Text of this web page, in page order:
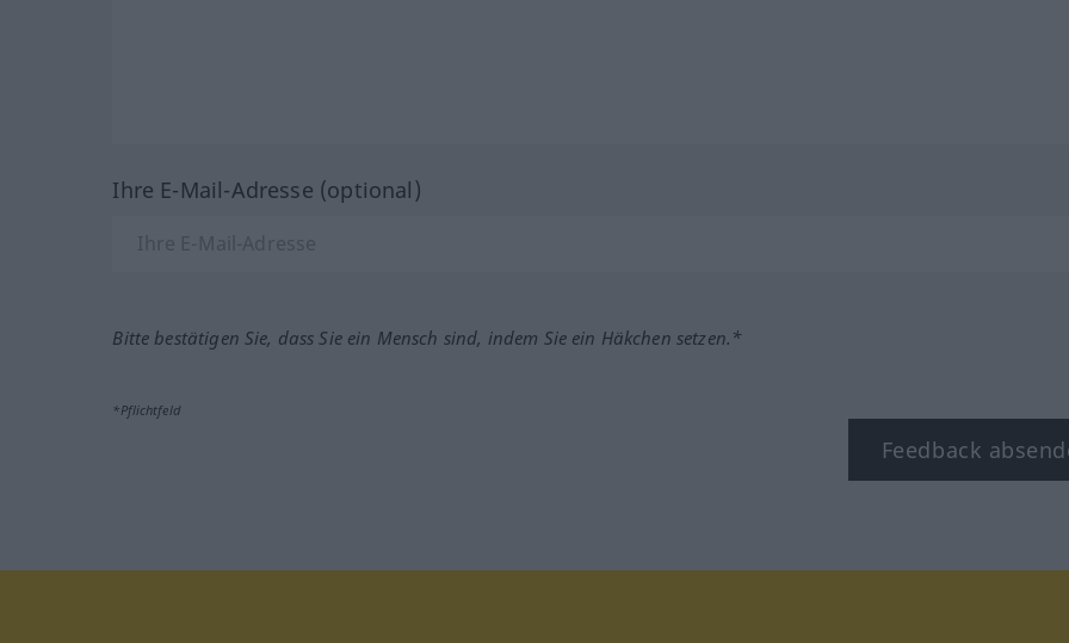
Ihre E-Mail-Adresse (optional)
Bitte bestätigen Sie, dass Sie ein Mensch sind, indem Sie ein Häkchen setzen.*
*Pflichtfeld
Feedback